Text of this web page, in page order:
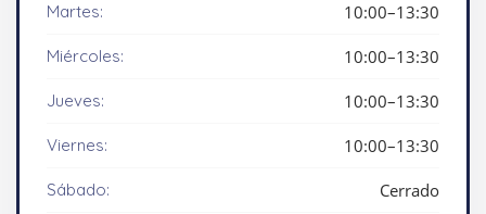
Martes: 10:00–13:30
Miércoles: 10:00–13:30
Jueves: 10:00–13:30
Viernes: 10:00–13:30
Sábado: Cerrado